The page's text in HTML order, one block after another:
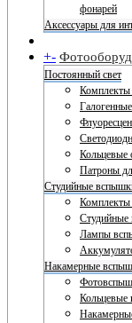
фонарей
Аксессуары для
+-
Постоянный свет
Комплекты
Кольцевые
Патроны
Студийные
Комплекты
Студийные
Лампы
Накамерные